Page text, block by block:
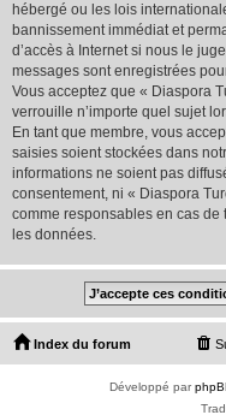
hébergé ou les lois
bannissement immédiat et
d’accès à Internet si nous le
messages sont enregistrées
Vous acceptez que « Diaspora
verrouille n’importe quel sujet
En tant que membre, vous
saisies soient stockées dans
informations ne soient pas
consentement, ni « Diaspora
comme responsables en cas de
les données.
Index du forum
Développé par